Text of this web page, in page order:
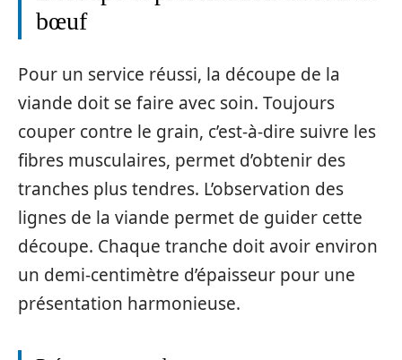
bœuf
Pour un service réussi, la découpe de la
viande doit se faire avec soin. Toujours
couper contre le grain, c’est-à-dire suivre les
fibres musculaires, permet d’obtenir des
tranches plus tendres. L’observation des
lignes de la viande permet de guider cette
découpe. Chaque tranche doit avoir environ
un demi-centimètre d’épaisseur pour une
présentation harmonieuse.